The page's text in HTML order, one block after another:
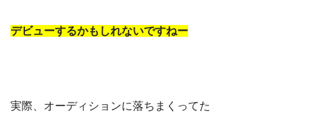
デビューするかもしれないですねー
実際、オーディションに落ちまくってた